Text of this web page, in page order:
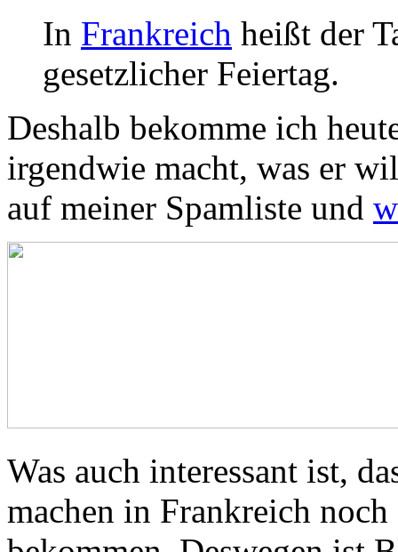
In Frankreich heißt der
gesetzlicher Feiertag.
Deshalb bekomme ich
irgendwie macht, was er
auf meiner Spamliste und
Was auch interessant ist,
machen in Frankreich